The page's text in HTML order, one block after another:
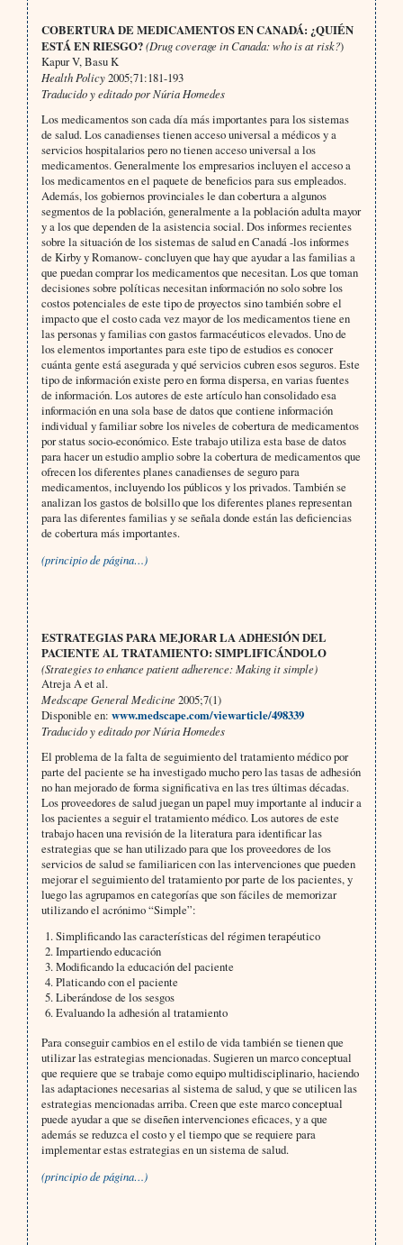
COBERTURA DE MEDICAMENTOS EN CANADÁ: ¿QUIÉN
ESTÁ EN RIESGO?(Drug coverage in Canada: who is at risk?)
Kapur V, Basu K
Health Policy2005;71:181-193
Traducido y editado por Núria Homedes
Los medicamentos son cada día más importantes para los sistemas
de salud. Los canadienses tienen acceso universal a médicos y a
servicios hospitalarios pero no tienen acceso universal a los
medicamentos. Generalmente los empresarios incluyen el acceso a
los medicamentos en el paquete de beneficios para sus empleados.
Además, los gobiernos provinciales le dan cobertura a algunos
segmentos de la población, generalmente a la población adulta mayor
y a los que dependen de la asistencia social. Dos informes recientes
sobre la situación de los sistemas de salud en Canadá -los informes
de Kirby y Romanow- concluyen que hay que ayudar a las familias a
que puedan comprar los medicamentos que necesitan. Los que toman
decisiones sobre políticas necesitan información no solo sobre los
costos potenciales de este tipo de proyectos sino también sobre el
impacto que el costo cada vez mayor de los medicamentos tiene en
las personas y familias con gastos farmacéuticos elevados. Uno de
los elementos importantes para este tipo de estudios es conocer
cuánta gente está asegurada y qué servicios cubren esos seguros. Este
tipo de información existe pero en forma dispersa, en varias fuentes
de información. Los autores de este artículo han consolidado esa
información en una sola base de datos que contiene información
individual y familiar sobre los niveles de cobertura de medicamentos
por status socio-económico. Este trabajo utiliza esta base de datos
para hacer un estudio amplio sobre la cobertura de medicamentos que
ofrecen los diferentes planes canadienses de seguro para
medicamentos, incluyendo los públicos y los privados. También se
analizan los gastos de bolsillo que los diferentes planes representan
para las diferentes familias y se señala donde están las deficiencias
de cobertura más importantes.
(principio de página…)
ESTRATEGIAS PARA MEJORAR LA ADHESIÓN DEL
PACIENTE AL TRATAMIENTO: SIMPLIFICÁNDOLO
(Strategies to enhance patient adherence: Making it simple)
Atreja A et al.
Medscape General Medicine2005;7(1)
Disponible en: www.medscape.com/viewarticle/498339
Traducido y editado por Núria Homedes
El problema de la falta de seguimiento del tratamiento médico por
parte del paciente se ha investigado mucho pero las tasas de adhesión
no han mejorado de forma significativa en las tres últimas décadas.
Los proveedores de salud juegan un papel muy importante al inducir a
los pacientes a seguir el tratamiento médico. Los autores de este
trabajo hacen una revisión de la literatura para identificar las
estrategias que se han utilizado para que los proveedores de los
servicios de salud se familiaricen con las intervenciones que pueden
mejorar el seguimiento del tratamiento por parte de los pacientes, y
luego las agrupamos en categorías que son fáciles de memorizar
utilizando el acrónimo “Simple”:
1. Simplificando las características del régimen terapéutico
2. Impartiendo educación
3. Modificando la educación del paciente
4. Platicando con el paciente
5. Liberándose de los sesgos
6. Evaluando la adhesión al tratamiento
Para conseguir cambios en el estilo de vida también se tienen que
utilizar las estrategias mencionadas. Sugieren un marco conceptual
que requiere que se trabaje como equipo multidisciplinario, haciendo
las adaptaciones necesarias al sistema de salud, y que se utilicen las
estrategias mencionadas arriba. Creen que este marco conceptual
puede ayudar a que se diseñen intervenciones eficaces, y a que
además se reduzca el costo y el tiempo que se requiere para
implementar estas estrategias en un sistema de salud.
(principio de página…)